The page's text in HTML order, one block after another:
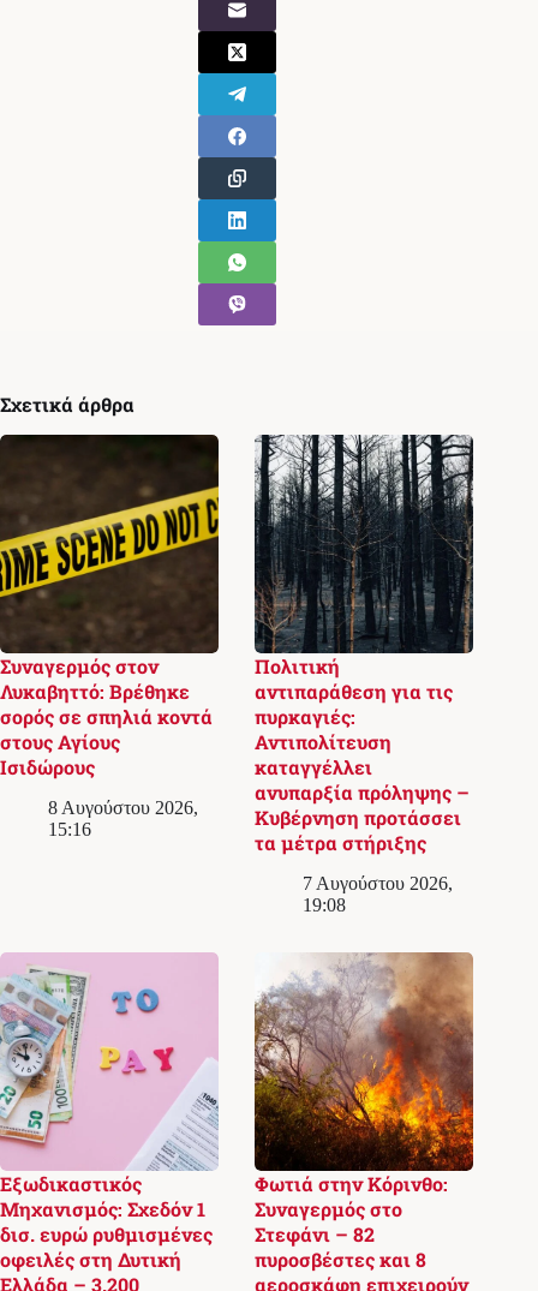
Σχετικά άρθρα
Συναγερμός στον
Λυκαβηττό: Βρέθηκε
σορός σε σπηλιά κοντά
στους Αγίους
Ισιδώρους
8 Αυγούστου 2026,
15:16
Πολιτική
αντιπαράθεση για τις
πυρκαγιές:
Αντιπολίτευση
καταγγέλλει
ανυπαρξία πρόληψης –
Κυβέρνηση προτάσσει
τα μέτρα στήριξης
7 Αυγούστου 2026,
19:08
Εξωδικαστικός
Μηχανισμός: Σχεδόν 1
δισ. ευρώ ρυθμισμένες
οφειλές στη Δυτική
Ελλάδα – 3.200
Φωτιά στην Κόρινθο:
Συναγερμός στο
Στεφάνι – 82
πυροσβέστες και 8
αεροσκάφη επιχειρούν